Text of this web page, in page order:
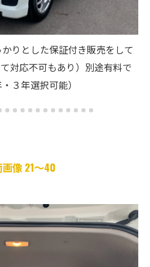
クションからもお取り寄せ可
わせください！
像 21～40